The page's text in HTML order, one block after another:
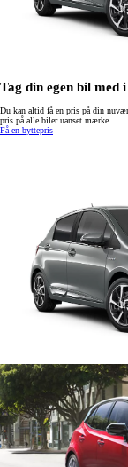
Tag din egen bil med
Du kan altid få en pris på din
pris på alle biler uanset mærke.
Få en byttepris